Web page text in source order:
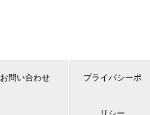
お問い合わせ プライバシーポ